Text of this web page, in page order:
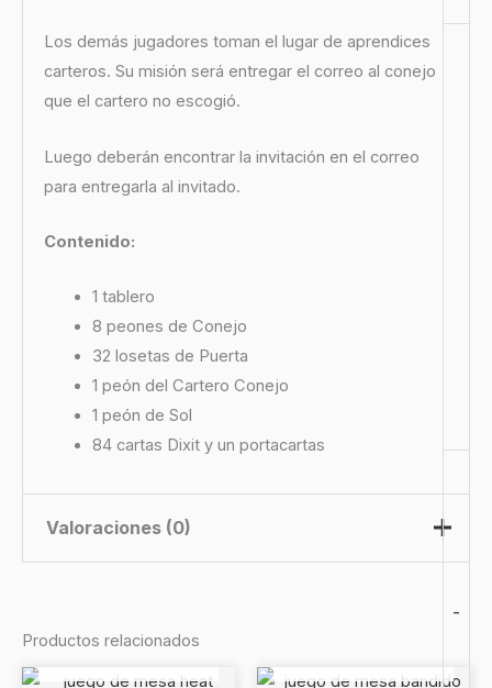
-
Los demás jugadores toman el lugar de aprendices
carteros. Su misión será entregar el correo al conejo
que el cartero no escogió.
Luego deberán encontrar la invitación en el correo
para entregarla al invitado.
Contenido:
1 tablero
8 peones de Conejo
32 losetas de Puerta
1 peón del Cartero Conejo
1 peón de Sol
84 cartas Dixit y un portacartas
Valoraciones (0)
Sé el primero en valorar “Dixit
Productos relacionados